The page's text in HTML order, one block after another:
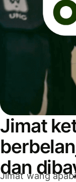
Jimat
dan
Jimat wang